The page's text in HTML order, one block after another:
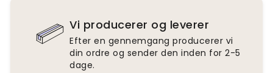
Vi producerer og leverer
Efter en gennemgang producerer vi
din ordre og sender den inden for 2-5
dage.